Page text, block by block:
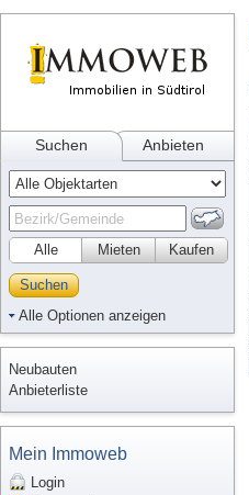
Suchen Anbieten
Alle Kaufen
Mieten
Suchen
Alle Optionen anzeigen
Neubauten
Anbieterliste
Mein Immoweb
Login